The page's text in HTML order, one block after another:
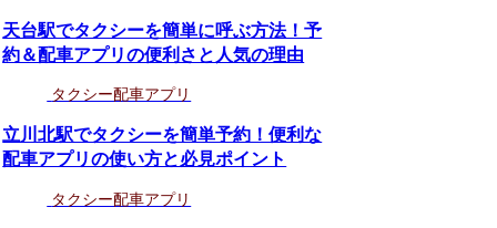
天台駅でタクシーを簡単に呼ぶ方法！予
約＆配車アプリの便利さと人気の理由
タクシー配車アプリ
立川北駅でタクシーを簡単予約！便利な
配車アプリの使い方と必見ポイント
タクシー配車アプリ